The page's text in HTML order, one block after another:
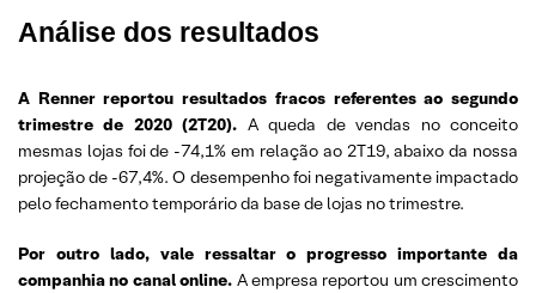
Análise dos resultados
A Renner reportou resultados fracos referentes ao segundo
trimestre de 2020 (2T20). A queda de vendas no conceito
mesmas lojas foi de -74,1% em relação ao 2T19, abaixo da nossa
projeção de -67,4%. O desempenho foi negativamente impactado
pelo fechamento temporário da base de lojas no trimestre.
Por outro lado, vale ressaltar o progresso importante da
companhia no canal online. A empresa reportou um crescimento